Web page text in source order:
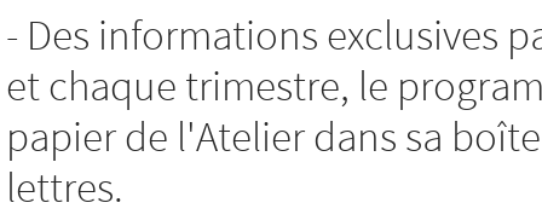
- Des informations exclusives
et chaque trimestre, le
papier de l'Atelier dans sa
lettres.